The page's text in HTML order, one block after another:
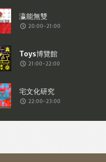
20:00-21:00
21:00-22:00
22:00-23:00